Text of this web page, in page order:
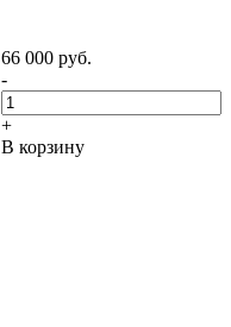
66 000 руб.
-
+
В корзину